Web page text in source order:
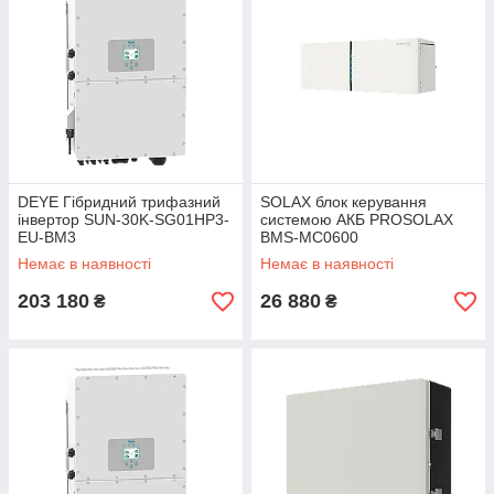
DEYE Гібридний трифазний
інвертор SUN-30K-SG01HP3-
EU-BM3
Немає в наявності
203 180 ₴
SOLAX блок керування
системою АКБ PROSOLAX
BMS-MC0600
Немає в наявності
26 880 ₴